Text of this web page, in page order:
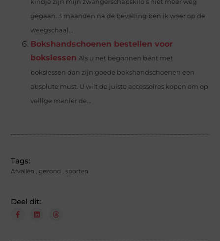
kindje zijn mijn zwangerschapskilo’s niet meer weg
gegaan. 3 maanden na de bevalling ben ik weer op de
weegschaal...
Bokshandschoenen bestellen voor
bokslessen Als u net begonnen bent met
bokslessen dan zijn goede bokshandschoenen een
absolute must. U wilt de juiste accessoires kopen om op
veilige manier de...
Tags:
Afvallen ,gezond sporten
Deel dit: